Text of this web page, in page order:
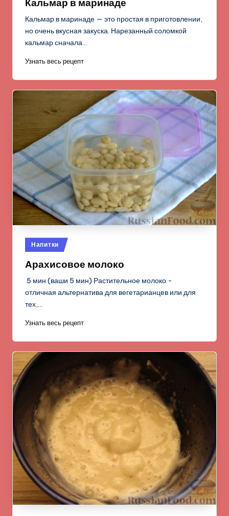
Кальмар в маринаде
Кальмар в маринаде — это простая в приготовлении,
но очень вкусная закуска. Нарезанный соломкой
кальмар сначала…
Узнать весь рецепт
Опубликовано
в
Напитки
Арахисовое молоко
5 мин (ваши 5 мин) Растительное молоко -
отличная альтернатива для вегетарианцев или для
тех,…
Узнать весь рецепт